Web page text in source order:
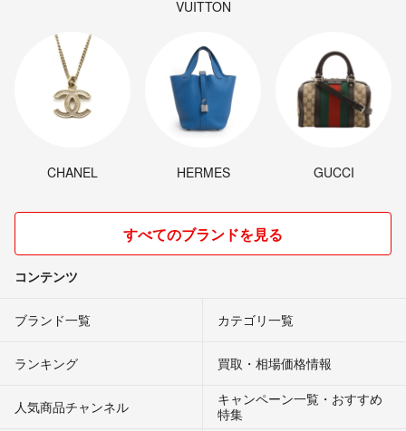
VUITTON
CHANEL HERMES GUCCI
すべてのブランドを見る
コンテンツ
ブランド一覧 カテゴリ一覧
ランキング 買取・相場価格情報
人気商品チャンネル
キャンペーン一覧・おすすめ
特集